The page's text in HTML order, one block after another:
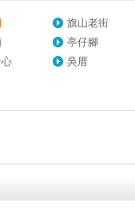
旗山老街
亭仔腳
吳厝